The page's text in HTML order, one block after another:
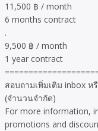
11,500 ฿ / month
6 months contract
.
9,500 ฿ / month
1 year contract
สอบถามเพิ่มเติม inbox
(จำนวนจำกัด)
For more information,
promotions and